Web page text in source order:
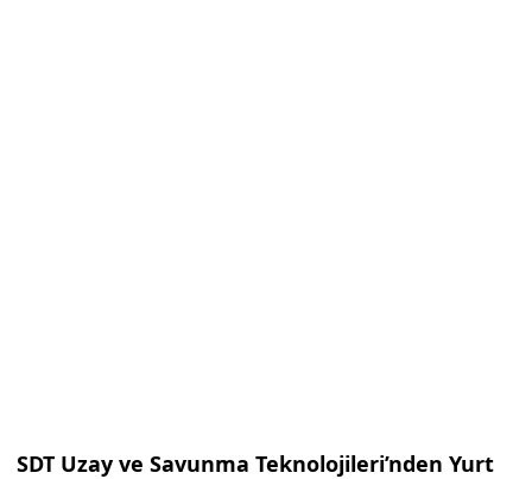
SDT Uzay ve Savunma Teknolojileri’nden Yurt